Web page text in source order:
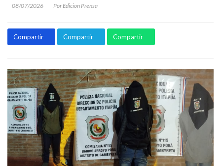
08/07/2026 Por Edicion Prensa
Compartir Compartir Compartir